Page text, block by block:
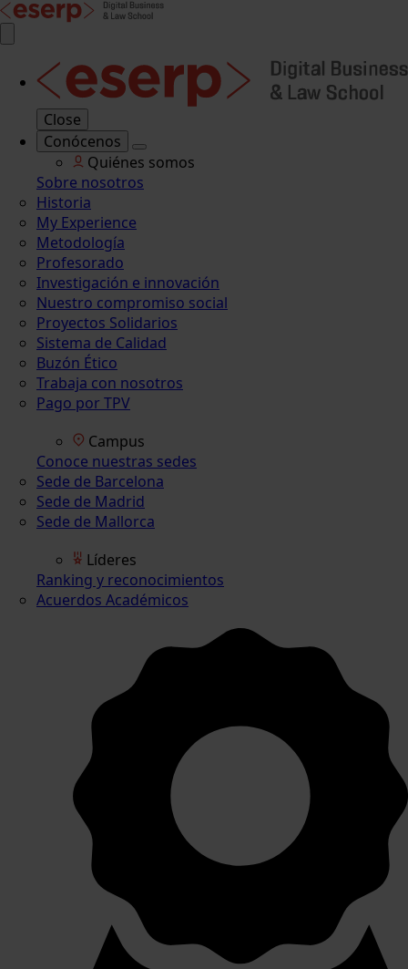
Close
Conócenos
Quiénes somos
Sobre nosotros
Historia
My Experience
Metodología
Profesorado
Investigación e innovación
Nuestro compromiso social
Proyectos Solidarios
Sistema de Calidad
Buzón Ético
Trabaja con nosotros
Pago por TPV
Campus
Conoce nuestras sedes
Sede de Barcelona
Sede de Madrid
Sede de Mallorca
Líderes
Ranking y reconocimientos
Acuerdos Académicos